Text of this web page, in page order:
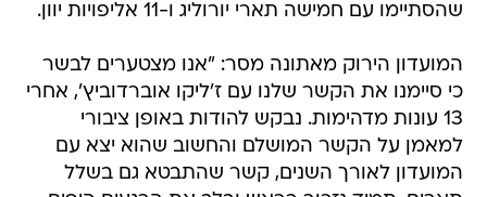
שהסתיימו עם חמישה תארי יורוליג ו-11 אליפויות יוון.
המועדון הירוק מאתונה מסר: "אנו מצטערים לבשר
כי סיימנו את הקשר שלנו עם ז'ליקו אוברדוביץ', אחרי
13 עונות מדהימות. נבקש להודות באופן ציבורי
למאמן על הקשר המושלם והחשוב שהוא יצא עם
המועדון לאורך השנים, קשר שהתבטא גם בשלל